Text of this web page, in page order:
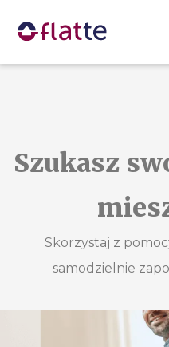
Szukasz
Skorzystaj z
samodzielnie